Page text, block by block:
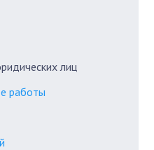
лиц
работы